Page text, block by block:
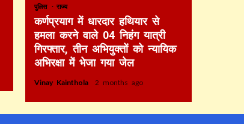
पुलिस
राज्य
कर्णप्रयाग में धारदार हथियार से
हमला करने वाले 04 निहंग यात्री
गिरफ्तार, तीन अभियुक्तों को न्यायिक
अभिरक्षा में भेजा गया जेल
Vinay Kainthola 2 months ago